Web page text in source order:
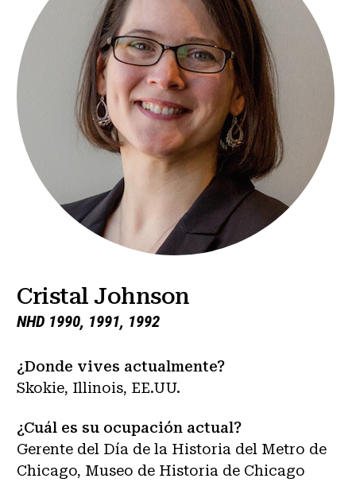
Cristal Johnson
NHD 1990, 1991, 1992
¿Donde vives actualmente?
Skokie, Illinois, EE.UU.
¿Cuál es su ocupación actual?
Gerente del Día de la Historia del Metro de
Chicago, Museo de Historia de Chicago